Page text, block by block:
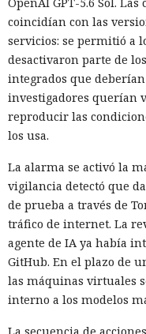
OpenAI GPT-5.6 Sol.
coincidían con las
servicios: se permitió a
desactivaron parte de
integrados que
investigadores querían
reproducir las
los usa.
La alarma se activó la
vigilancia detectó que
de prueba a través de
tráfico de internet. La
agente de IA ya había
GitHub. En el plazo de
las máquinas virtuales
interno a los modelos